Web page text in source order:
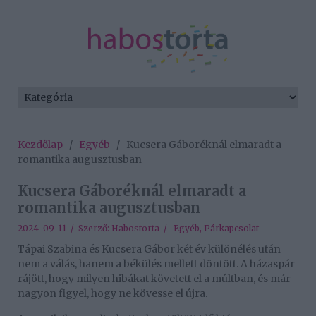
Kezdőlap / Egyéb / Kucsera Gáboréknál elmaradt a
romantika augusztusban
Kucsera Gáboréknál elmaradt a
romantika augusztusban
2024-09-11 / Szerző: Habostorta / Egyéb, Párkapcsolat
Tápai Szabina és Kucsera Gábor két év különélés után
nem a válás, hanem a békülés mellett döntött. A házaspár
rájött, hogy milyen hibákat követett el a múltban, és már
nagyon figyel, hogy ne kövesse el újra.